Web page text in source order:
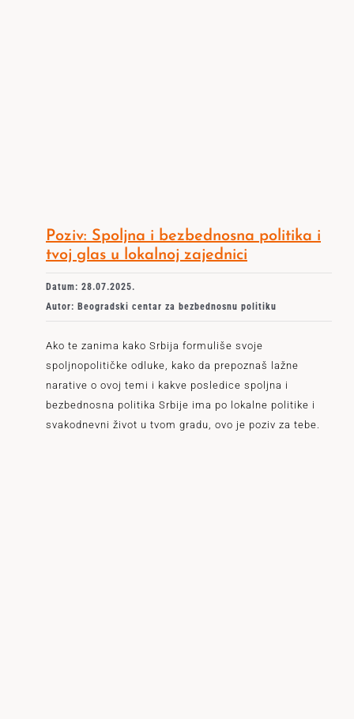
Poziv: Spoljna i bezbednosna politika i
tvoj glas u lokalnoj zajednici
Datum: 28.07.2025.
Autor: Beogradski centar za bezbednosnu politiku
Ako te zanima kako Srbija formuliše svoje
spoljnopolitičke odluke, kako da prepoznaš lažne
narative o ovoj temi i kakve posledice spoljna i
bezbednosna politika Srbije ima po lokalne politike i
svakodnevni život u tvom gradu, ovo je poziv za tebe.